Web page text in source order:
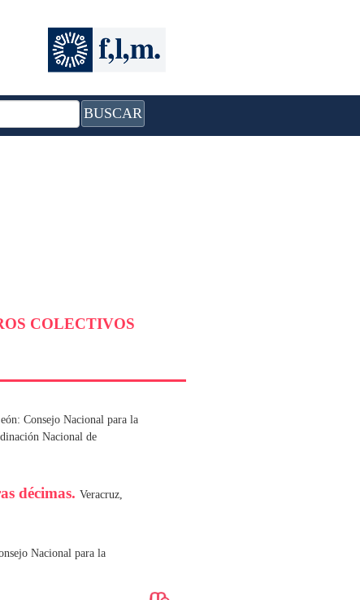
BUSCAR
COLECTIVOS
Consejo Nacional para la
Nacional de
décimas. Veracruz,
Nacional para la